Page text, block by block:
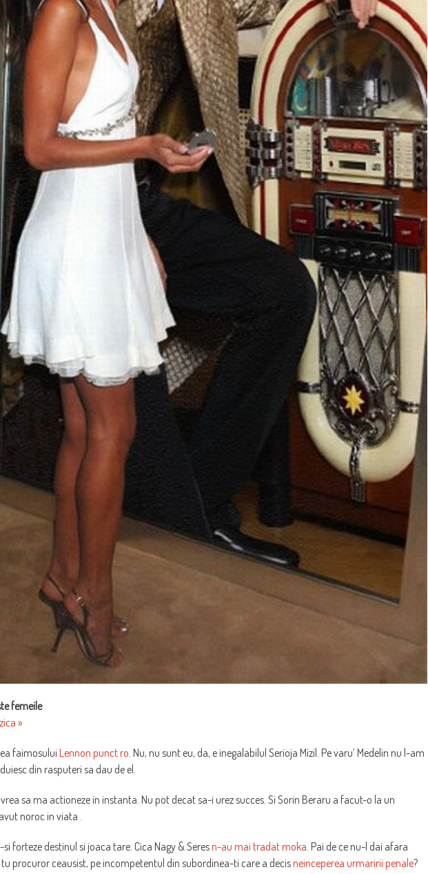
femeile
»
faimosuluiLennon punct ro . Nu, nu sunt eu, da, e inegalabilul Serioja Mizil. Pe varu’ Medelin nu l-am
din rasputeri sa dau de el.
sa ma actioneze in instanta. Nu pot decat sa-i urez succes. Si Sorin Beraru a facut-o la un
noroc in viata .
forteze destinul si joaca tare. Cica Nagy & Seresn-au mai tradat moka . Pai de ce nu-l dai afara
procuror ceausist, pe incompetentul din subordinea-ti care a decisneinceperea urmaririi penale?